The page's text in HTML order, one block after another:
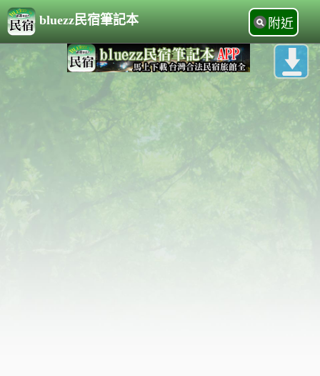
bluezz民宿筆記本 附近